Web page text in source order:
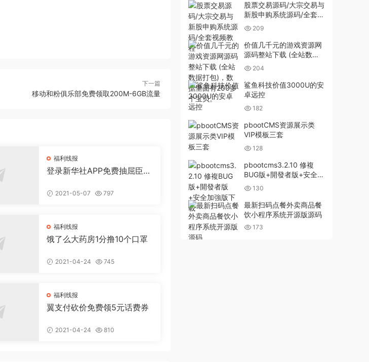
下一篇
移动和粉俱乐部免费领取200M-6GB流量
福利线报
登录新华社APP免费抽屈臣氏
2021-05-07 797
福利线报
饿了么大药房1分撸10个口罩
2021-04-24 745
福利线报
翼支付砍价免费领5元话费券
2021-04-24 810
股票交易源码/大宗交易与
新股申购系统源码/全套视
频教程
209
价值几千元的游戏资源网
源码整站下载 (全站数据
打包)，数据里面有200多
个宝贝。
204
鲨鱼科技价值3000U的安
卓远控
182
pbootCMS资源展示类
VIP模板三套
128
pbootcms3.2.10 修複
BUG版+開發者版+安全加
強版下載
130
最新扫码点餐外卖商品餐
饮小程序系统开源版源码
173